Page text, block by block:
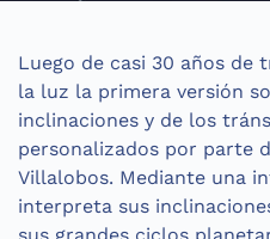
Luego de casi 30 años de
la luz la primera versión
inclinaciones y de los
personalizados por parte
Villalobos. Mediante una
interpreta sus